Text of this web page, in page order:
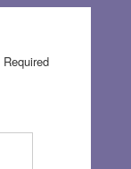
Required